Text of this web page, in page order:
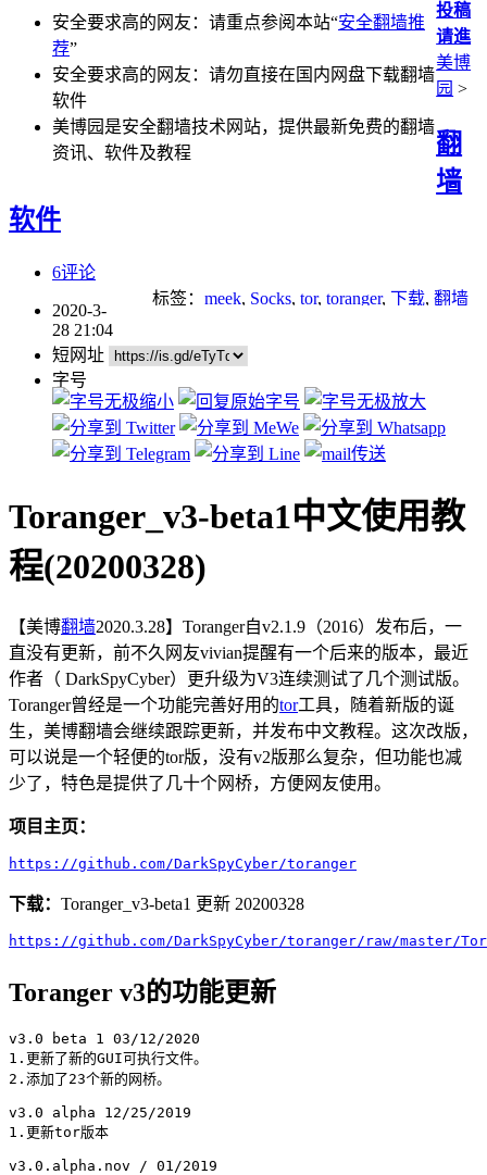
安全要求高的网友：请重点参阅本站“安全翻墙推
荐”
安全要求高的网友：请勿直接在国内网盘下载翻墙
软件
美博园是安全翻墙技术网站，提供最新免费的翻墙
资讯、软件及教程
投稿
请進
美博
园 >
翻
墙
软件
6评论
标签： meek, Socks, tor, toranger, 下载, 翻墙
2020-3-
28 21:04
短网址
字号
Toranger_v3-beta1中文使用教
程(20200328)
【美博翻墙2020.3.28】Toranger自v2.1.9（2016）发布后，一
直没有更新，前不久网友vivian提醒有一个后来的版本，最近
作者（ DarkSpyCyber）更升级为V3连续测试了几个测试版。
Toranger曾经是一个功能完善好用的tor工具，随着新版的诞
生，美博翻墙会继续跟踪更新，并发布中文教程。这次改版，
可以说是一个轻便的tor版，没有v2版那么复杂，但功能也减
少了，特色是提供了几十个网桥，方便网友使用。
项目主页：
https://github.com/DarkSpyCyber/toranger
下载： Toranger_v3-beta1 更新 20200328
https://github.com/DarkSpyCyber/toranger/raw/master/
Toranger v3的功能更新
v3.0 beta 1 03/12/2020
1.更新了新的GUI可执行文件。
2.添加了23个新的网桥。
v3.0 alpha 12/25/2019
1.更新tor版本
v3.0.alpha.nov / 01/2019